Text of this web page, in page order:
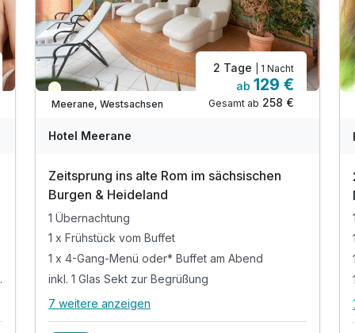
Juniorsuite/n B
Buffet
Teilweise ausgelastet
Meerane, Westsachsen
2 Tage | 1 Nacht
ab 129 €
Gesamt ab 258 €
Hotel Meerane
Zeitsprung ins alte Rom im sächsischen
Burgen & Heideland
1 Übernachtung
1 x Frühstück vom Buffet
1 x 4-Gang-Menü oder* Buffet am Abend
inkl. 1 Glas Sekt zur Begrüßung
Alle Inklusivleistungen
7 weitere anzeigen